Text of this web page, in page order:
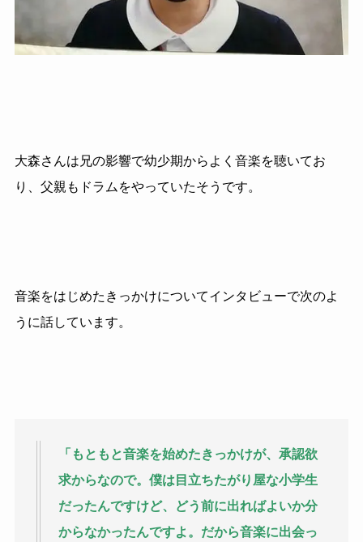
大森さんは兄の影響で幼少期からよく音楽を聴いてお
り、父親もドラムをやっていたそうです。
音楽をはじめたきっかけについてインタビューで次のよ
うに話しています。
「もともと音楽を始めたきっかけが、承認欲
求からなので。僕は目立ちたがり屋な小学生
だったんですけど、どう前に出ればよいか分
からなかったんですよ。だから音楽に出会っ